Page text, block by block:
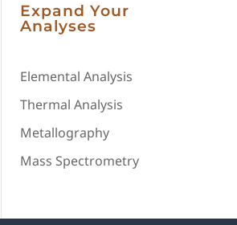
Expand Your
Analyses
Elemental Analysis
Thermal Analysis
Metallography
Mass Spectrometry